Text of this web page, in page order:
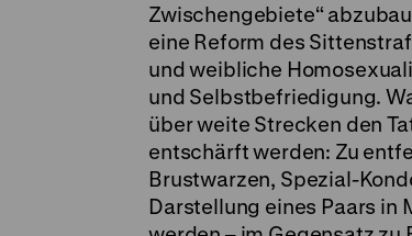
Zwischengebiete“
eine Reform des
und weibliche
und Selbstbefriedigung.
über weite Strecken den
entschärft werden: Zu
Brustwarzen, Spezial-
Darstellung eines Paars in